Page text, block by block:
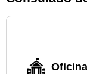
Oficina